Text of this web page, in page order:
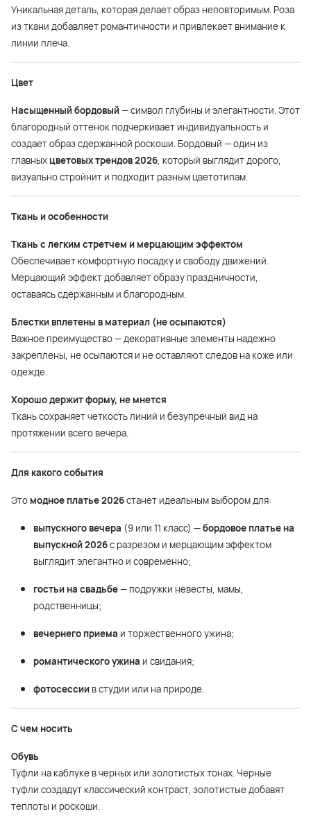
Уникальная деталь, которая делает образ неповторимым. Роза
из ткани добавляет романтичности и привлекает внимание к
линии плеча.
Цвет
Насыщенный бордовый— символ глубины и элегантности. Этот
благородный оттенок подчеркивает индивидуальность и
создает образ сдержанной роскоши. Бордовый — один из
главных цветовых трендов 2026 , который выглядит дорого,
визуально стройнит и подходит разным цветотипам.
Ткань и особенности
Ткань с легким стретчем и мерцающим эффектом
Обеспечивает комфортную посадку и свободу движений.
Мерцающий эффект добавляет образу праздничности,
оставаясь сдержанным и благородным.
Блестки вплетены в материал (не осыпаются)
Важное преимущество — декоративные элементы надежно
закреплены, не осыпаются и не оставляют следов на коже или
одежде.
Хорошо держит форму, не мнется
Ткань сохраняет четкость линий и безупречный вид на
протяжении всего вечера.
Для какого события
Это модное платье 2026станет идеальным выбором для:
выпускного вечера (9 или 11 класс) —бордовое платье на
выпускной 2026с разрезом и мерцающим эффектом
выглядит элегантно и современно;
гостьи на свадьбе— подружки невесты, мамы,
родственницы;
вечернего приема и торжественного ужина;
романтического ужина и свидания;
фотосессии в студии или на природе.
С чем носить
Обувь
Туфли на каблуке в черных или золотистых тонах. Черные
туфли создадут классический контраст, золотистые добавят
теплоты и роскоши.